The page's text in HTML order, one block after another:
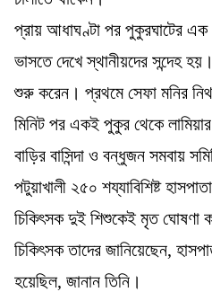
প্রায় আধাঘণ্টা পর পুকুরঘাটের
ভাসতে দেখে স্থানীয়দের সন্দেহ
শুরু করেন। প্রথমে সেফা মনির
মিনিট পর একই পুকুর থেকে
বাড়ির বাসিন্দা ও বন্ধুজন সমবায়
পটুয়াখালী ২৫০ শয্যাবিশিষ্ট
চিকিৎসক দুই শিশুকেই মৃত ঘোষণা
চিকিৎসক তাদের জানিয়েছেন,
হয়েছিল, জানান তিনি।